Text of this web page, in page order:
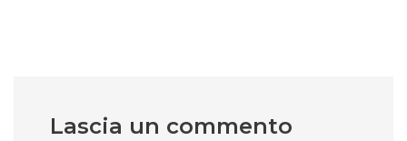
Lascia un commento